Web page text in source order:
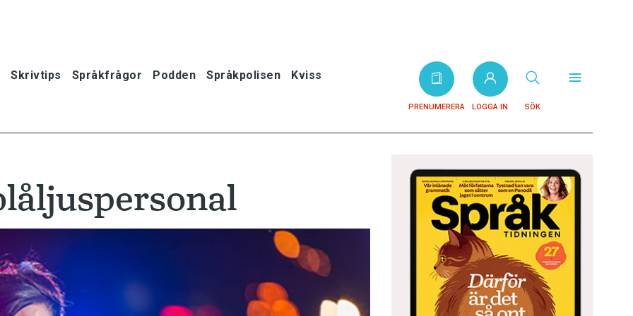
Skrivtips Språkfrågor Podden Språkpolisen Kviss
PRENUMERERA LOGGA IN SÖK